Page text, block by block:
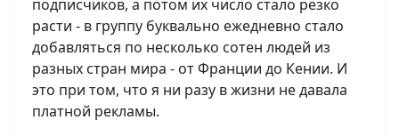
подписчиков, а потом их число стало резко
расти - в группу буквально ежедневно стало
добавляться по несколько сотен людей из
разных стран мира - от Франции до Кении. И
это при том, что я ни разу в жизни не давала
платной рекламы.